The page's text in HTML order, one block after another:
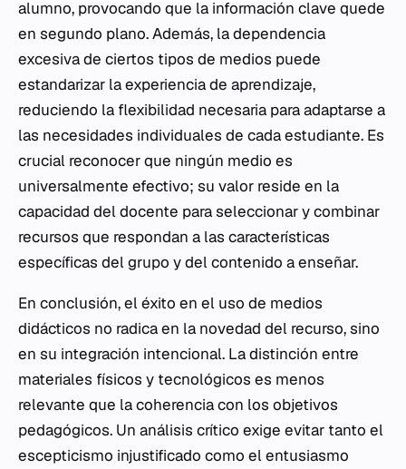
alumno, provocando que la información clave quede
en segundo plano. Además, la dependencia
excesiva de ciertos tipos de medios puede
estandarizar la experiencia de aprendizaje,
reduciendo la flexibilidad necesaria para adaptarse a
las necesidades individuales de cada estudiante. Es
crucial reconocer que ningún medio es
universalmente efectivo; su valor reside en la
capacidad del docente para seleccionar y combinar
recursos que respondan a las características
específicas del grupo y del contenido a enseñar.
En conclusión, el éxito en el uso de medios
didácticos no radica en la novedad del recurso, sino
en su integración intencional. La distinción entre
materiales físicos y tecnológicos es menos
relevante que la coherencia con los objetivos
pedagógicos. Un análisis crítico exige evitar tanto el
escepticismo injustificado como el entusiasmo